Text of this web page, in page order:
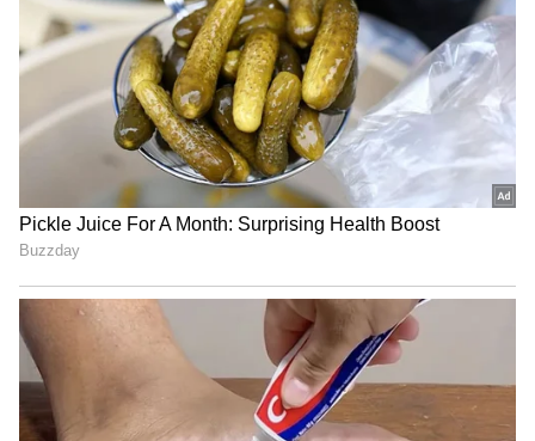
ಈ ಇಬ್ಬರು ಚಾಲಾಕಿ ಕಳ್ಳರು ರಾತ್ರಿ ಮತ್ತು ಬೆಳಗಿನ ಜಾವದಲ್ಲಿ
ಬಸ್‌ ನಿಲ್ದಾಣ ಮತ್ತು ಜನನಿಬಿಡ ರಾಜಕೀಯ ರ್ಯಾಲಿಯಲ್ಲಿ
ಜನರ ನೂಕು ನುಗ್ಗಲು ವೇಳೆ ಮೊಬೈಲ್‌ ಕಳ್ಳತನ
ಮಾಡುತ್ತಿದ್ದರು ಎಂದು ತನಿಖೆ ವೇಳೆ ತಿಳಿದುಬಂದಿದೆ ಎಂದು
ಎಸ್‌ಪಿ ಶ್ರೀನಿವಾಸಗೌಡ ತಿಳಿಸಿದರು. ಈ ಸಂದರ್ಭದಲ್ಲಿ
ಹೆಚ್ಚುವರಿ ಪೊಲೀಸ್‌ ಅ​ಧೀಕ್ಷಕಿ ನಂದಿನಿ ಸೇರಿದಂತೆ ಇತರೆ ಅಧಿ​
ಲೈವ್‌ ಸ್ಕ್ಯಾ‌ನ್‌ ಉಪಕರಣ ಸಹಕಾರಿ:
Shetty speech | Suvarna News
ಶೇ.50 ರಿಂದ ಶೇ.18 ಕ್ಕೆ TAX ಇಳಿಕೆ: ಮೋದಿ-
ಟ್ರಂಪ್ ಐತಿಹಾಸಿಕ ಒಪ್ಪಂದ | India US
Trade Deal | Party Rounds